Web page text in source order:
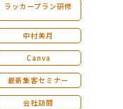
ラッカープラン研修
中村美月
Canva
最新集客セミナー
会社訪問